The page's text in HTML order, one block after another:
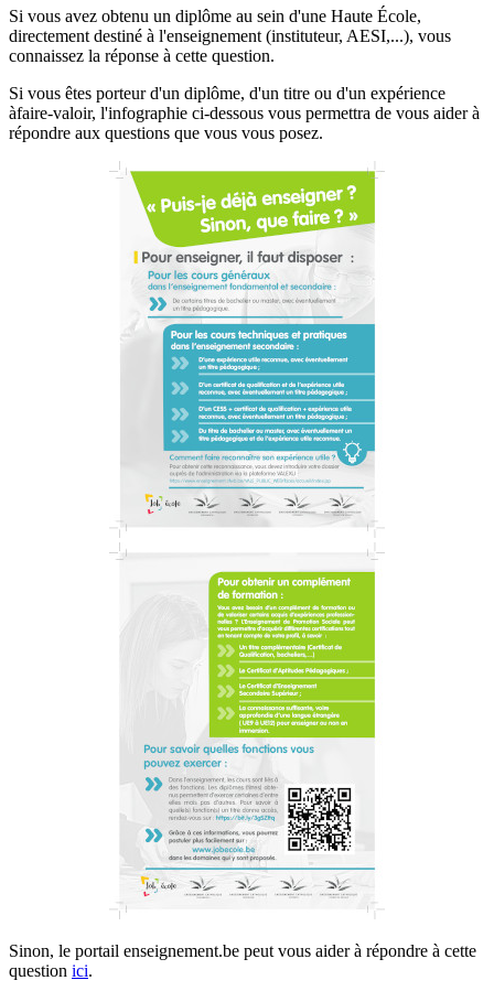
Si vous avez obtenu un diplôme au sein d'une Haute École,
directement destiné à l'enseignement (instituteur, AESI,...), vous
connaissez la réponse à cette question.
Si vous êtes porteur d'un diplôme, d'un titre ou d'un expérience
àfaire-valoir, l'infographie ci-dessous vous permettra de vous aider à
répondre aux questions que vous vous posez.
Sinon, le portail enseignement.be peut vous aider à répondre à cette
question ici.